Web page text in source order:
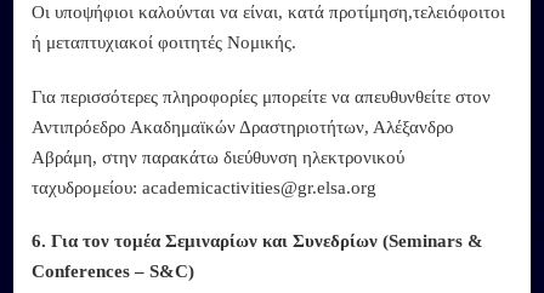
Οι υποψήφιοι καλούνται να είναι, κατά προτίμηση,τελειόφοιτοι
ή μεταπτυχιακοί φοιτητές Νομικής.
Για περισσότερες πληροφορίες μπορείτε να απευθυνθείτε στον
Αντιπρόεδρο Ακαδημαϊκών Δραστηριοτήτων, Αλέξανδρο
Αβράμη, στην παρακάτω διεύθυνση ηλεκτρονικού
ταχυδρομείου: academicactivities@gr.elsa.org
6. Για τον τομέα Σεμιναρίων και Συνεδρίων (Seminars &
Conferences – S&C)